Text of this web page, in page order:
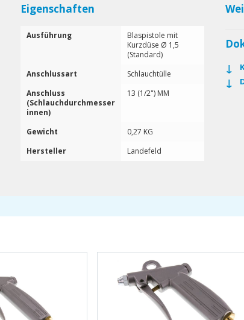
Eigenschaften
Ausführung
Blaspistole mit
Kurzdüse Ø 1,5
(Standard)
Anschlussart
Schlauchtülle
Anschluss
(Schlauchdurchmesser
innen)
13 (1/2") MM
Gewicht
0,27 KG
Hersteller
Landefeld